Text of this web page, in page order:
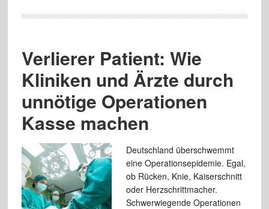
Verlierer Patient: Wie
Kliniken und Ärzte durch
unnötige Operationen
Kasse machen
Deutschland überschwemmt
eine Operationsepidemie. Egal,
ob Rücken, Knie, Kaiserschnitt
oder Herzschrittmacher.
Schwerwiegende Operationen